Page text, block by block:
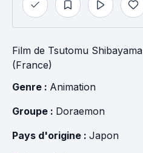
Film de Tsutomu Shibayama
(France)
Genre : Animation
Groupe : Doraemon
Pays d'origine : Japon